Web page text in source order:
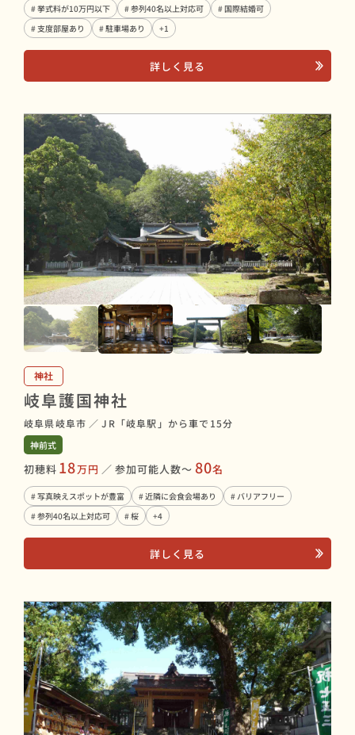
# 挙式料が10万円以下 # 参列40名以上対応可
# 国際結婚可
# 支度部屋あり
# 駐車場あり +1
詳しく見る
神社
岐阜護国神社
岐阜県岐阜市 ／ JR「岐阜駅」から車で15分
神前式
初穂料 18万円 ／ 参加可能人数〜 80名
# 写真映えスポットが豊富 # 近隣に会食会場あり
# バリアフリー
# 参列40名以上対応可
# 桜 +4
詳しく見る